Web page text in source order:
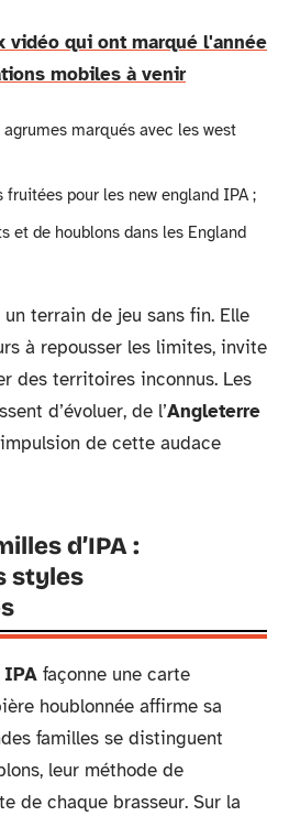
vidéo qui ont marqué l'année
mobiles à venir
marqués avec les west
pour les new england IPA ;
et de houblons dans les England
un terrain de jeu sans fin. Elle
à repousser les limites, invite
des territoires inconnus. Les
d’évoluer, de l’Angleterre
de cette audace
d’IPA :
styles
façonne une carte
houblonnée affirme sa
familles se distinguent
leur méthode de
de chaque brasseur. Sur la